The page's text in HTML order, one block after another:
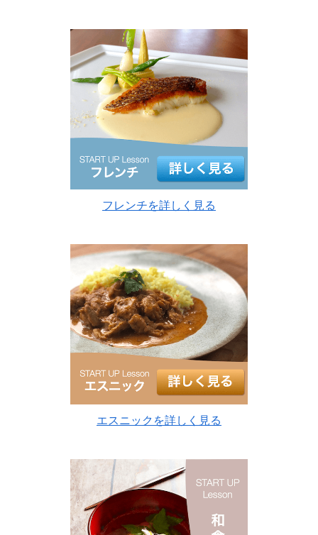
フレンチを詳しく見る
エスニックを詳しく見る